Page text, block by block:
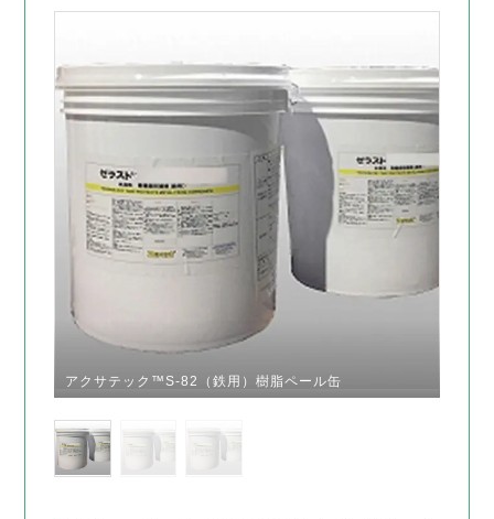
アクサテック™S-82（鉄用）樹脂ペール缶